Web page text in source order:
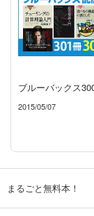
ブルーバックス
2015/05/07
まるごと無料本！